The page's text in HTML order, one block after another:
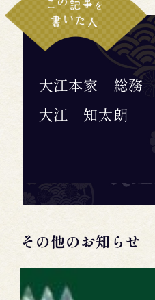
大江本家 総務
大江 知太朗
その他のお知らせ